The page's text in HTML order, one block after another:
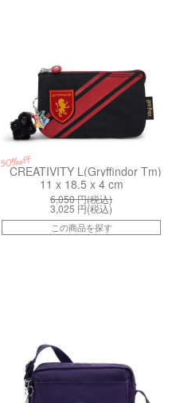
50%off
CREATIVITY L(Gryffindor Tm)
11 x 18.5 x 4 cm
6,050円(税込)
3,025 円(税込)
この商品を探す